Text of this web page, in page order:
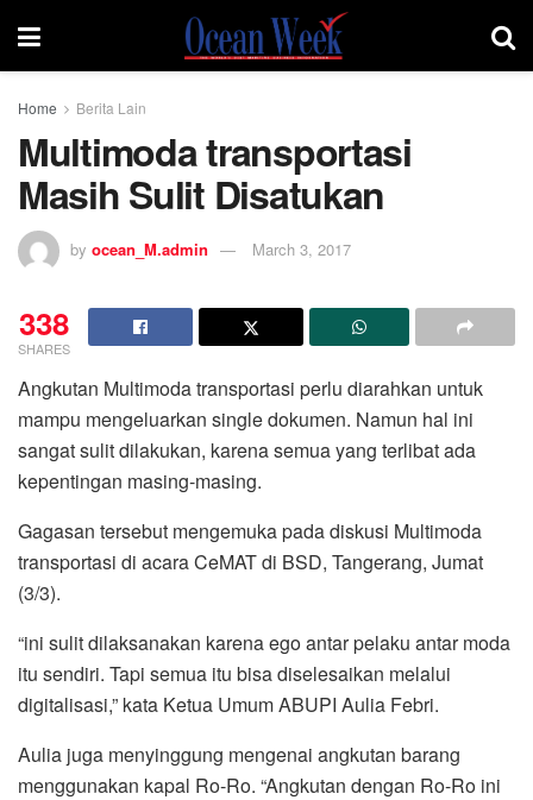
Home Berita Lain
Multimoda transportasi
Masih Sulit Disatukan
by ocean_M.admin March 3, 2017
338
SHARES
Angkutan Multimoda transportasi perlu diarahkan untuk
mampu mengeluarkan single dokumen. Namun hal ini
sangat sulit dilakukan, karena semua yang terlibat ada
kepentingan masing-masing.
Gagasan tersebut mengemuka pada diskusi Multimoda
transportasi di acara CeMAT di BSD, Tangerang, Jumat
(3/3).
“ini sulit dilaksanakan karena ego antar pelaku antar moda
itu sendiri. Tapi semua itu bisa diselesaikan melalui
digitalisasi,” kata Ketua Umum ABUPI Aulia Febri.
Aulia juga menyinggung mengenai angkutan barang
menggunakan kapal Ro-Ro. “Angkutan dengan Ro-Ro ini